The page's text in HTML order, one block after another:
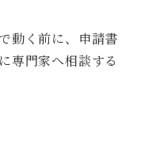
動く前に、申請書
専門家へ相談する